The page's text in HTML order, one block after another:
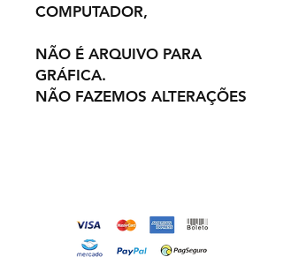
COMPUTADOR,
NÃO É ARQUIVO PARA
GRÁFICA.
NÃO FAZEMOS ALTERAÇÕES